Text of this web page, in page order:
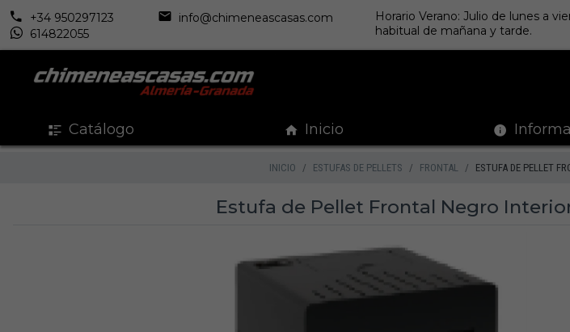
+34 950297123
info@chimeneascasas.com
614822055
Horario Verano: Julio de lunes a
habitual de mañana y tarde.
Catálogo Inicio
INICIO ESTUFAS DE PELLETS FRONTAL ESTUFA DE PELLET
Estufa de Pellet Frontal Negro